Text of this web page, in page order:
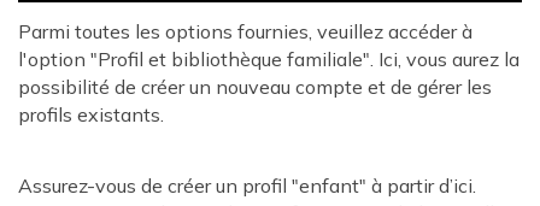
Parmi toutes les options fournies, veuillez accéder à
l'option "Profil et bibliothèque familiale". Ici, vous aurez la
possibilité de créer un nouveau compte et de gérer les
profils existants.
Assurez-vous de créer un profil "enfant" à partir d’ici.